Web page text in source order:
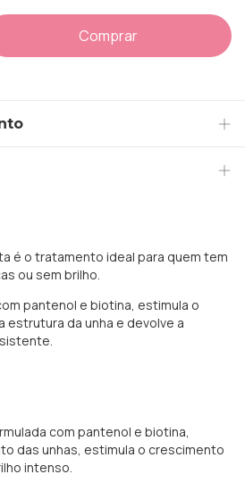
é o tratamento ideal para quem tem
ou sem brilho.
pantenol e biotina, estimula o
da unha e devolve a
com pantenol e biotina,
das unhas, estimula o crescimento
intenso.